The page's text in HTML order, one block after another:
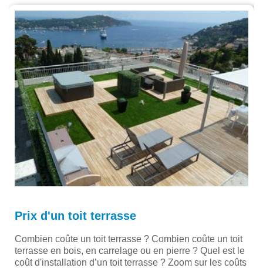
Prix d'un toit terrasse
Combien coûte un toit terrasse ? Combien coûte un toit
terrasse en bois, en carrelage ou en pierre ? Quel est le
coût d'installation d’un toit terrasse ? Zoom sur les coûts